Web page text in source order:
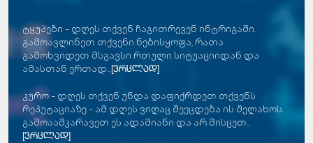
ტყუპები - დღეს თქვენ ჩაგითრევენ ინტრიგაში.
გამოავლინეთ თქვენი ნებისყოფა, რათა
გამოხვიდეთ მსგავსი რთული სიტუაციიდან და
ამასთან ერთად... [ვრცლად]
კურო - დღეს თქვენ უნდა დაფიქრდეთ თქვენს
რეპუტაციაზე - ამ დღეს ვიღაც შეეცდება ის შელახოს.
გამოააშკარავეთ ეს ადამიანი და არ მისცეთ...
[ვრცლად]